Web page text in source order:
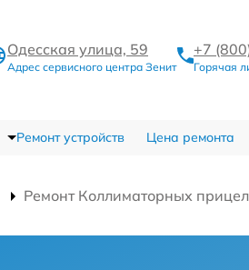
Одесская улица, 59
Адрес сервисного центра Зенит
+7
Горячая
Ремонт устройств Цена ремонта
Ремонт Коллиматорных